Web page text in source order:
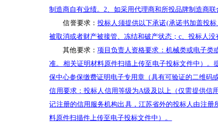
制造商自有业绩。2、如采用代理商和所投品牌制造商
信誉要求：投标人须提供以下承诺(承诺书加盖投
被取消或者财产被接管、冻结和破产状态；c、投标人
其他要求： 项目负责人资格要求：机械类或电子类
准。相关证明材料原件扫描上传至电子投标文件中）。
保中心参保缴费证明电子专用章（具有可验证的二维码
信用要求：投标人信用等级为A级及以上（仅需提供信
记注册的信用服务机构出具，江苏省外的投标人由注
料原件扫描件上传至电子投标文件中）。